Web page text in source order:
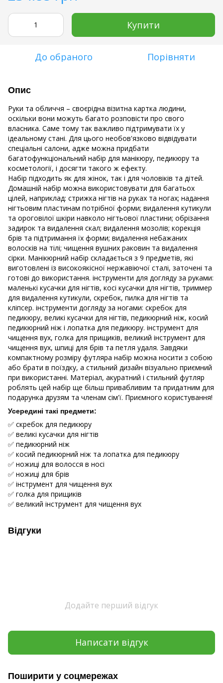
Купити
До обраного Порівняти
Опис
Руки та обличчя – своєрідна візитна картка людини,
оскільки вони можуть багато розповісти про свого
власника. Саме тому так важливо підтримувати їх у
ідеальному стані. Для цього необов'язково відвідувати
спеціальні салони, адже можна придбати
багатофункціональний набір для манікюру, педикюру та
косметології, і досягти такого ж ефекту.
Набір підходить як для жінок, так і для чоловіків та дітей.
Домашній набір можна використовувати для багатьох
цілей, наприклад: стрижка нігтів на руках та ногах; надання
нігтьовим пластинам потрібної форми; видалення кутикули
та ороговілої шкіри навколо нігтьової пластини; обрізання
задирок та видалення скал; видалення мозолів; корекція
брів та підтримання їх форми; видалення небажаних
волосків на тілі; чищення вушних раковин та видалення
сірки. Манікюрний набір складається з 9 предметів, які
виготовлені із високоякісної нержавіючої сталі, заточені та
готові до використання. інструменти для догляду за руками:
маленькі кусачки для нігтів, косі кусачки для нігтів, триммер
для видалення кутикули, скребок, пилка для нігтів та
кліпсер. інструменти догляду за ногами: скребок для
педикюру, великі кусачки для нігтів, педикюрний ніж, косий
педикюрний ніж і лопатка для педикюру. інструмент для
чищення вух, голка для прищиків, великий інструмент для
чищення вух, шпиці для брів та петля удаля. Завдяки
компактному розміру футляра набір можна носити з собою
або брати в поїздку, а стильний дизайн візуально приємний
при використанні. Матеріал, акуратний і стильний футляр
роблять цей набір ще більш привабливим та придатним для
подарунка друзям та членам сім'ї. Приємного користування!
Усередині такі предмети:
✅ скребок для педикюру
✅ великі кусачки для нігтів
✅ педикюрний ніж
✅ косий педикюрний ніж та лопатка для педикюру
✅ ножиці для волосся в носі
✅ ножиці для брів
✅ інструмент для чищення вух
✅ голка для прищиків
✅ великий інструмент для чищення вух
Відгуки
Додайте перший відгук
Написати відгук
Поширити у соцмережах